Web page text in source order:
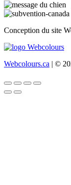
Conception du site
Webcolours.ca | ©